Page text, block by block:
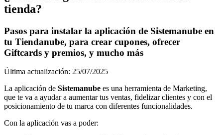
tienda?
Pasos para instalar la aplicación de Sistemanube en
tu Tiendanube, para crear cupones, ofrecer
Giftcards y premios, y mucho más
Última actualización: 25/07/2025
La aplicación de Sistemanube es una herramienta de Marketing,
que te va a ayudar a aumentar tus ventas, fidelizar clientes y con el
posicionamiento de tu marca con diferentes funcionalidades.
Con la aplicación vas a poder: